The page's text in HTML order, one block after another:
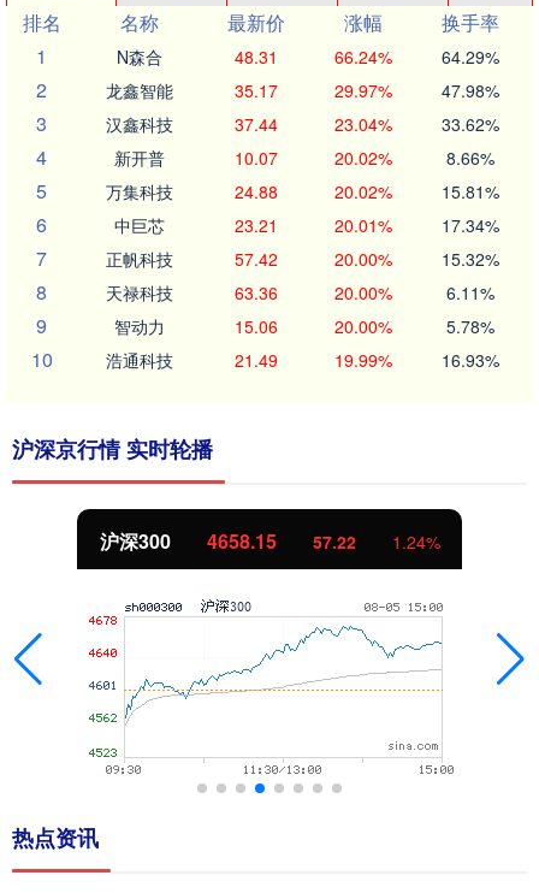
排名
名称 最新价 涨幅
换手率
1
N森合 48.31 66.24% 64.29%
2 龙鑫智能 35.17 29.97% 47.98%
3 汉鑫科技 37.44 23.04% 33.62%
4 新开普 10.07 20.02% 8.66%
5 万集科技 24.88 20.02% 15.81%
6 中巨芯 23.21 20.01% 17.34%
7 正帆科技 57.42 20.00% 15.32%
8 天禄科技 63.36 20.00% 6.11%
9 智动力 15.06 20.00% 5.78%
10 浩通科技 21.49 19.99% 16.93%
沪深京行情 实时轮播
北证50 1119.46 25.97 2.38%
热点资讯